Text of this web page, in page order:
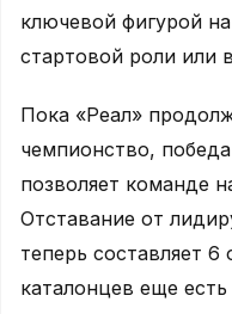
ключевой фигурой
стартовой роли или
Пока «Реал»
чемпионство,
позволяет команде
Отставание от
теперь составляет
каталонцев еще